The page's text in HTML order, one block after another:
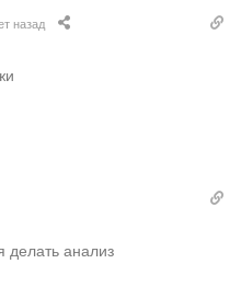
назад
делать анализ